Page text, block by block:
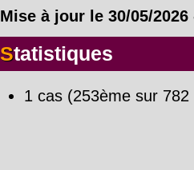
Mise à jour le 30/05/2026
Statistiques
1 cas (253ème sur 782